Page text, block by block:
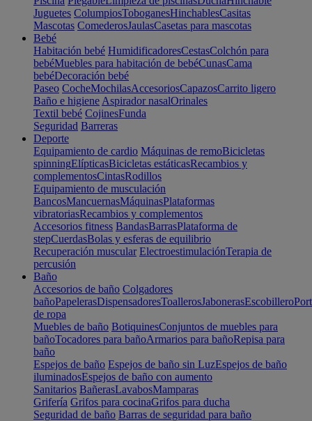
Juguetes ColumpiosToboganesHinchablesCasitas
Mascotas ComederosJaulasCasetas para mascotas
Bebé
Habitación bebé HumidificadoresCestasColchón para
bebéMuebles para habitación de bebéCunasCama
bebéDecoración bebé
Paseo CocheMochilasAccesoriosCapazosCarrito ligero
Baño e higiene Aspirador nasalOrinales
Textil bebé CojinesFunda
Seguridad Barreras
Deporte
Equipamiento de cardio Máquinas de remoBicicletas
spinningElípticasBicicletas estáticasRecambios y
complementosCintasRodillos
Equipamiento de musculación
BancosMancuernasMáquinasPlataformas
vibratoriasRecambios y complementos
Accesorios fitness BandasBarrasPlataforma de
stepCuerdasBolas y esferas de equilibrio
Recuperación muscular ElectroestimulaciónTerapia de
percusión
Baño
Accesorios de baño Colgadores
bañoPapelerasDispensadoresToallerosJabonerasEscobillero
de ropa
Muebles de baño BotiquinesConjuntos de muebles para
bañoTocadores para bañoArmarios para bañoRepisa para
baño
Espejos de baño Espejos de baño sin LuzEspejos de baño
iluminadosEspejos de baño con aumento
Sanitarios BañerasLavabosMamparas
Grifería Grifos para cocinaGrifos para ducha
Seguridad de baño Barras de seguridad para baño